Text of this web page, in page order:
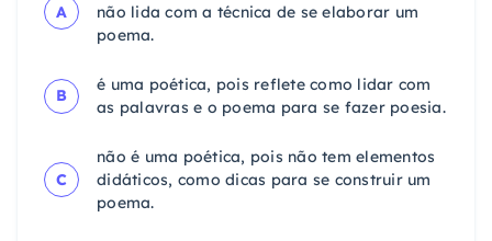
A
não lida com a técnica de se elaborar um
poema.
B
é uma poética, pois reflete como lidar com
as palavras e o poema para se fazer poesia.
C
não é uma poética, pois não tem elementos
didáticos, como dicas para se construir um
poema.